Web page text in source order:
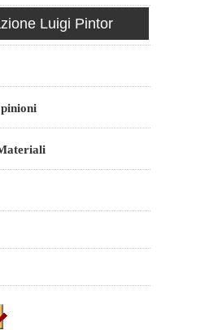
Luigi Pintor